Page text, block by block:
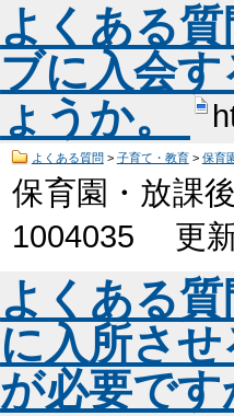
よくある
ブに入会
ょうか。
よくある質問 > 子育て・教育> 保育
保育園・放課
1004035 更
よくある
に入所さ
が必要で